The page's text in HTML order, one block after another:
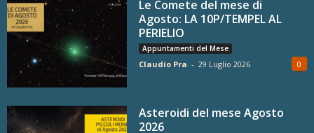
Le Comete del mese di
Agosto: LA 10P/TEMPEL AL
PERIELIO
Appuntamenti del Mese
Claudio Pra - 29 Luglio 2026 0
Asteroidi del mese Agosto
2026